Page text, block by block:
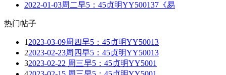
2022-01-03周二早5：45贞明YY500137《易
热门帖子
1 2023-03-09周四早5：45贞明YY50013
22023-02-23周四早5：45贞明YY50013
32023-02-22 周三早5：45贞明YY5001